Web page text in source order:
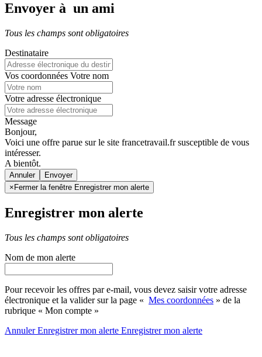
Envoyer à un ami
Tous les champs sont obligatoires
Destinataire
Vos coordonnées Votre nom
Votre adresse électronique
Message
Bonjour,
Voici une offre parue sur le site francetravail.fr susceptible de vous
intéresser.
A bientôt.
Annuler
× Fermer la fenêtre Enregistrer mon alerte
Enregistrer mon alerte
Tous les champs sont obligatoires
Nom de mon alerte
Pour recevoir les offres par e-mail, vous devez saisir votre adresse
électronique et la valider sur la page « Mes coordonnées » de la
rubrique « Mon compte »
AnnulerEnregistrer mon alerte Enregistrermon alerte